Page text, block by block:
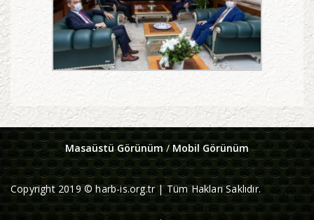
Masaüstü Görünüm/ Mobil Görünüm
Copyright 2019 © harb-is.org.tr | Tüm Hakları Saklıdır.